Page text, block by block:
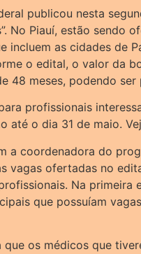
publicou nesta
No Piauí, estão sendo
incluem as cidades de
o edital, o valor da
48 meses, podendo ser
profissionais
até o dia 31 de maio.
a coordenadora do
vagas ofertadas no
Na primeira
que possuíam
que os médicos que